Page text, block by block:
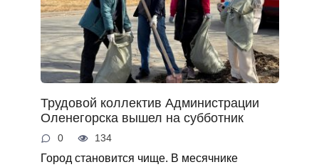
Трудовой коллектив Администрации
Оленегорска вышел на субботник
0 134
Город становится чище. В месячнике